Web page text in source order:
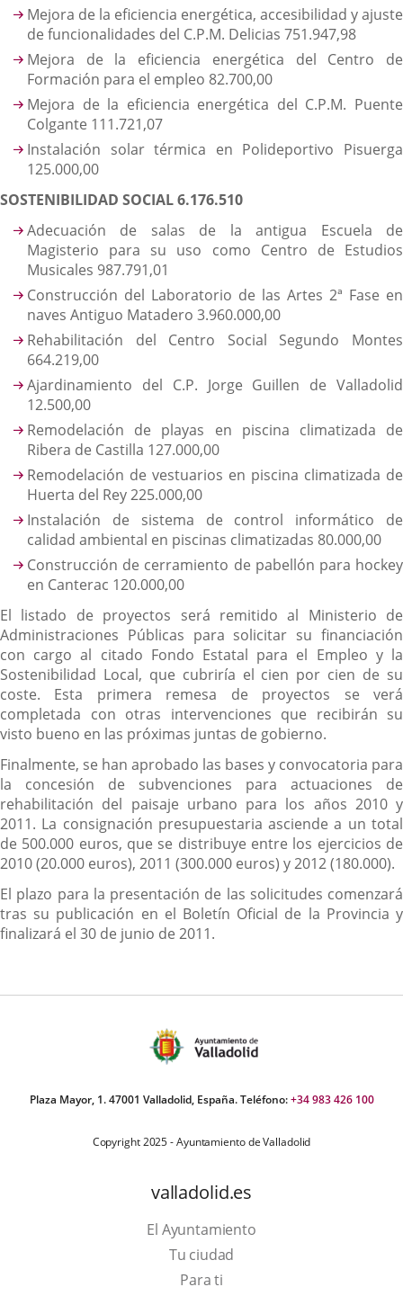
Mejora de la eficiencia energética, accesibilidad y ajuste
de funcionalidades del C.P.M. Delicias 751.947,98
Mejora de la eficiencia energética del Centro de
Formación para el empleo 82.700,00
Mejora de la eficiencia energética del C.P.M. Puente
Colgante 111.721,07
Instalación solar térmica en Polideportivo Pisuerga
125.000,00
SOSTENIBILIDAD SOCIAL 6.176.510
Adecuación de salas de la antigua Escuela de
Magisterio para su uso como Centro de Estudios
Musicales 987.791,01
Construcción del Laboratorio de las Artes 2ª Fase en
naves Antiguo Matadero 3.960.000,00
Rehabilitación del Centro Social Segundo Montes
664.219,00
Ajardinamiento del C.P. Jorge Guillen de Valladolid
12.500,00
Remodelación de playas en piscina climatizada de
Ribera de Castilla 127.000,00
Remodelación de vestuarios en piscina climatizada de
Huerta del Rey 225.000,00
Instalación de sistema de control informático de
calidad ambiental en piscinas climatizadas 80.000,00
Construcción de cerramiento de pabellón para hockey
en Canterac 120.000,00
El listado de proyectos será remitido al Ministerio de
Administraciones Públicas para solicitar su financiación
con cargo al citado Fondo Estatal para el Empleo y la
Sostenibilidad Local, que cubriría el cien por cien de su
coste. Esta primera remesa de proyectos se verá
completada con otras intervenciones que recibirán su
visto bueno en las próximas juntas de gobierno.
Finalmente, se han aprobado las bases y convocatoria para
la concesión de subvenciones para actuaciones de
rehabilitación del paisaje urbano para los años 2010 y
2011. La consignación presupuestaria asciende a un total
de 500.000 euros, que se distribuye entre los ejercicios de
2010 (20.000 euros), 2011 (300.000 euros) y 2012 (180.000).
El plazo para la presentación de las solicitudes comenzará
tras su publicación en el Boletín Oficial de la Provincia y
finalizará el 30 de junio de 2011.
Plaza Mayor, 1. 47001 Valladolid, España. Teléfono:+34 983 426 100
Copyright 2025 - Ayuntamiento de Valladolid
valladolid.es
El Ayuntamiento
Tu ciudad
Para ti